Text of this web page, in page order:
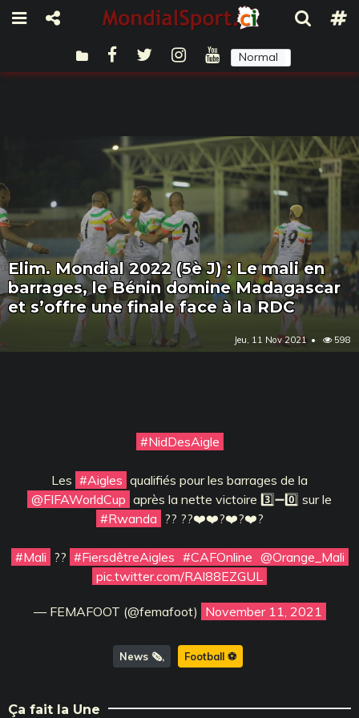
Normal
Elim. Mondial 2022 (5è J) : Le mali en
barrages, le Bénin domine Madagascar
et s’offre une finale face à la RDC
Jeu, 11 Nov 2021 598
#NidDesAigle
Les #Aigles qualifiés pour les barrages de la
@FIFAWorldCup après la nette victoire 3️⃣➖0️⃣ sur le
#Rwanda ?? ??❤️❤️‍?❤️‍?❤️‍?
#Mali ?? #FiersdêtreAigles #CAFOnline @Orange_Mali
pic.twitter.com/RAl88EZGUL
— FEMAFOOT (@femafoot) November 11, 2021
News 🗞️ Football ⚽️
Ça fait la Une